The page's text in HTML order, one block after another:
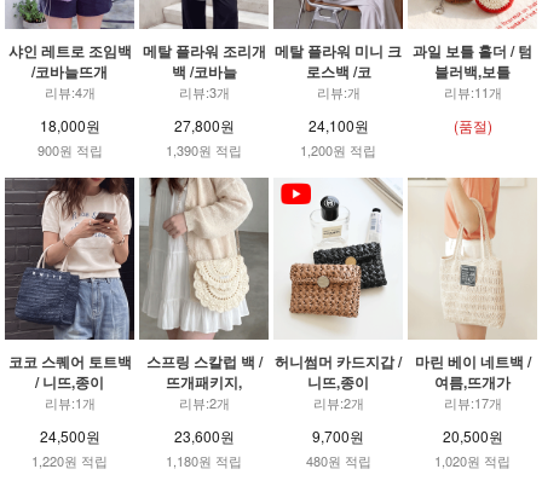
샤인 레트로 조임백
/코바늘뜨개
리뷰:4개
18,000원
900원 적립
메탈 플라워 조리개
백 /코바늘
리뷰:3개
27,800원
1,390원 적립
메탈 플라워 미니 크
로스백 /코
리뷰:개
24,100원
1,200원 적립
과일 보틀 홀더 / 텀
블러백,보틀
리뷰:11개
(품절)
코코 스퀘어 토트백
/ 니뜨,종이
리뷰:1개
24,500원
1,220원 적립
스프링 스칼럽 백 /
뜨개패키지,
리뷰:2개
23,600원
1,180원 적립
허니썸머 카드지갑 /
니뜨,종이
리뷰:2개
9,700원
480원 적립
마린 베이 네트백 /
여름,뜨개가
리뷰:17개
20,500원
1,020원 적립